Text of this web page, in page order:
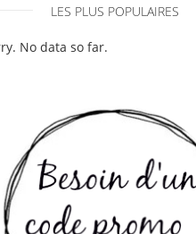
LES PLUS POPULAIRES
No data so far.